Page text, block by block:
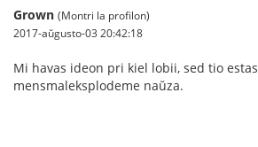
Grown (Montri la profilon)
2017-aŭgusto-03 20:42:18
Mi havas ideon pri kiel lobii, sed tio estas
mensmaleksplodeme naŭza.